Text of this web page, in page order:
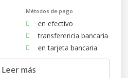
Métodos de pago
en efectivo
transferencia bancaria
en tarjeta bancaria
Leer más